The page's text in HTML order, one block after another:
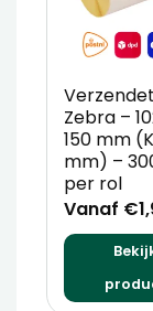
Zebra –
150 mm
mm) –
per rol
Vanaf